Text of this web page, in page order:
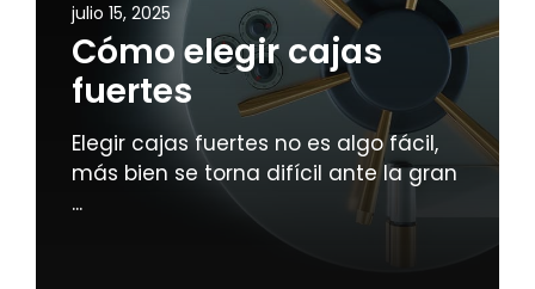
julio 15, 2025
Cómo elegir cajas
fuertes
Elegir cajas fuertes no es algo fácil,
más bien se torna difícil ante la gran
...